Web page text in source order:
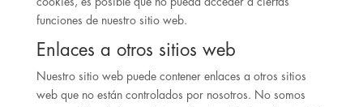
funciones de nuestro sitio web.
Enlaces a otros sitios web
Nuestro sitio web puede contener enlaces a otros sitios
web que no están controlados por nosotros. No somos